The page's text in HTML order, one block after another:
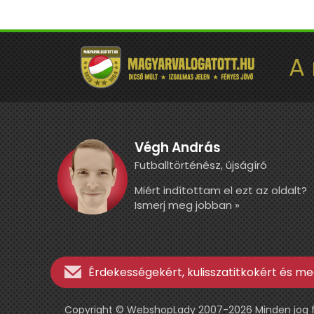
Végh András
Futballtörténész, újságíró
Miért indítottam el ezt az oldalt?
Ismerj meg jobban »
Érdekességekért, kulisszatitkokért és
Copyright © WebshopLady 2007-2026 Minden